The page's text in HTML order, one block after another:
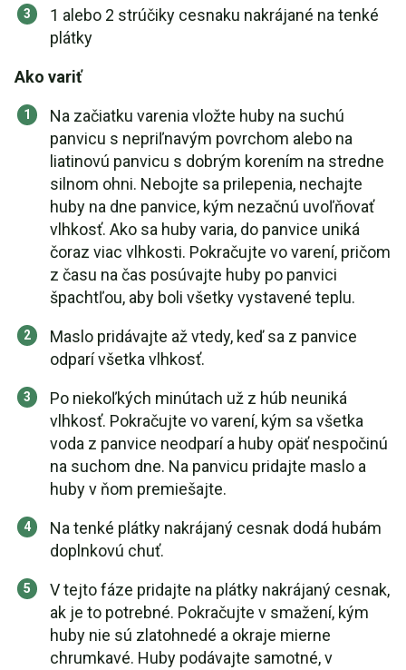
1 alebo 2 strúčiky cesnaku nakrájané na tenké
plátky
Ako variť
Na začiatku varenia vložte huby na suchú
panvicu s nepriľnavým povrchom alebo na
liatinovú panvicu s dobrým korením na stredne
silnom ohni. Nebojte sa prilepenia, nechajte
huby na dne panvice, kým nezačnú uvoľňovať
vlhkosť. Ako sa huby varia, do panvice uniká
čoraz viac vlhkosti. Pokračujte vo varení, pričom
z času na čas posúvajte huby po panvici
špachtľou, aby boli všetky vystavené teplu.
Maslo pridávajte až vtedy, keď sa z panvice
odparí všetka vlhkosť.
Po niekoľkých minútach už z húb neuniká
vlhkosť. Pokračujte vo varení, kým sa všetka
voda z panvice neodparí a huby opäť nespočinú
na suchom dne. Na panvicu pridajte maslo a
huby v ňom premiešajte.
Na tenké plátky nakrájaný cesnak dodá hubám
doplnkovú chuť.
V tejto fáze pridajte na plátky nakrájaný cesnak,
ak je to potrebné. Pokračujte v smažení, kým
huby nie sú zlatohnedé a okraje mierne
chrumkavé. Huby podávajte samotné, v